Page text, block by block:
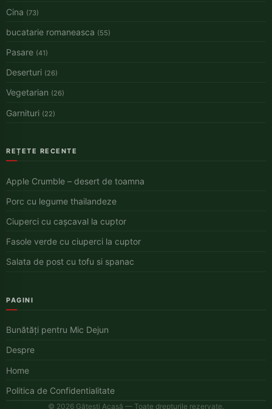
Cina (73)
bucatarie romaneasca (55)
Pasare (41)
Deserturi (26)
Vegetarian (26)
Garnituri (22)
REȚETE RECENTE
Apple Crumble – desert de toamna
Porc cu legume thailandeze
Ciuperci cu cașcaval la cuptor
Fasole verde cu ciuperci la cuptor
Salata de post cu tofu si spanac
PAGINI
Bunătăți pentru Mic Dejun
Despre
Home
Politica de Confidentialitate
© 2026 Gătești Acasă — Toate drepturile rezervate.